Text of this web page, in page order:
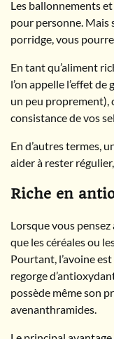
Les ballonnements
pour personne. Mais
porridge, vous
En tant qu’aliment
l’on appelle l’effet
un peu proprement),
consistance de vos
En d’autres termes,
aider à rester
Riche en
Lorsque vous
que les céréales ou
Pourtant, l’avoine
regorge
possède même son
avenanthramides.